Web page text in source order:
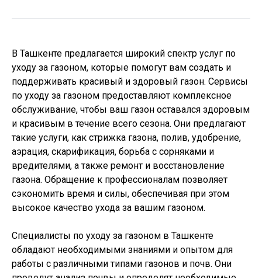
В Ташкенте предлагается широкий спектр услуг по
уходу за газоном, которые помогут вам создать и
поддерживать красивый и здоровый газон. Сервисы
по уходу за газоном предоставляют комплексное
обслуживание, чтобы ваш газон оставался здоровым
и красивым в течение всего сезона. Они предлагают
такие услуги, как стрижка газона, полив, удобрение,
аэрация, скарификация, борьба с сорняками и
вредителями, а также ремонт и восстановление
газона. Обращение к профессионалам позволяет
сэкономить время и силы, обеспечивая при этом
высокое качество ухода за вашим газоном.
Специалисты по уходу за газоном в Ташкенте
обладают необходимыми знаниями и опытом для
работы с различными типами газонов и почв. Они